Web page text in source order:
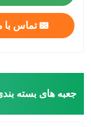
تماس با
جعبه های بسته